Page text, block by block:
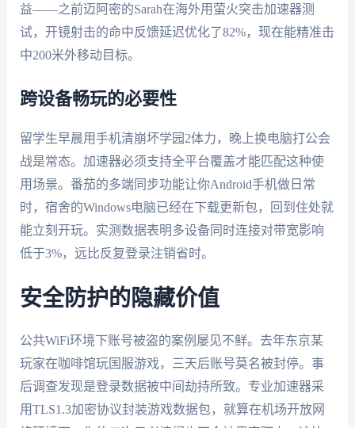
益——之前迈阿密的Sarah在海外用萤火突击加速器测
试，开镜射击的命中反馈延迟优化了82%，现在能精准击
中200米外移动目标。
跨设备畅玩的必要性
留学生早晨用手机清崩坏学园2体力，晚上换电脑打公会
战是常态。加速器必须支持全平台覆盖才能匹配这种使
用场景。番茄的多端同步功能让你Android手机做日常
时，宿舍的Windows电脑已经在下载更新包，回到住处就
能立刻开玩。实测数据表明多设备同时连接对带宽影响
低于3%，远比反复登录注销省时。
安全防护的隐藏价值
公共WiFi环境下账号被盗的案例屡见不鲜。去年东京某
玩家在咖啡馆玩国服游戏，三天后账号莫名被封停。事
后调查发现是登录数据被中间劫持所致。专业加速器采
用TLS1.3加密协议封装游戏数据包，就算在机场开放网